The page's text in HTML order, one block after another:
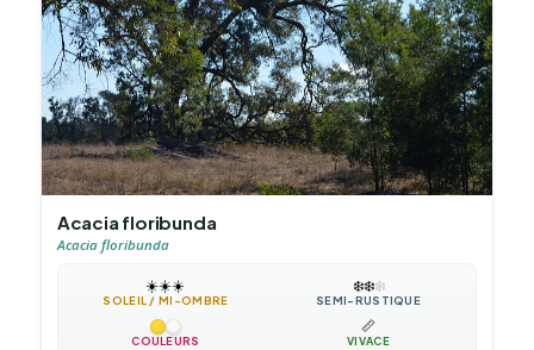
Acacia floribunda
Acacia floribunda
☀️☀️☀️
SOLEIL / MI-OMBRE
❄️❄️❄️
SEMI-RUSTIQUE
COULEURS
📏
VIVACE